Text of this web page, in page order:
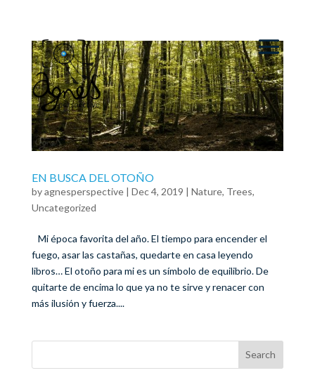
EN BUSCA DEL OTOÑO
byagnesperspective| Dec 4, 2019 | Nature, Trees,
Uncategorized
Mi época favorita del año. El tiempo para encender el
fuego, asar las castañas, quedarte en casa leyendo
libros… El otoño para mi es un símbolo de equilibrio. De
quitarte de encima lo que ya no te sirve y renacer con
más ilusión y fuerza....